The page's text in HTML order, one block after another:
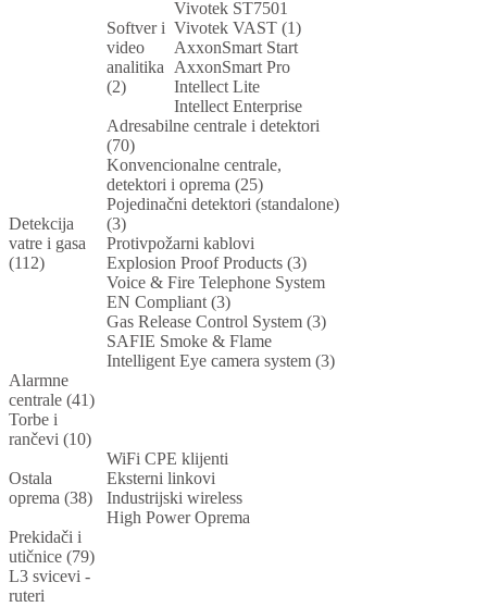
Softver i
video
analitika
(2)
Vivotek ST7501
Vivotek VAST (1)
AxxonSmart Start
AxxonSmart Pro
Intellect Lite
Intellect Enterprise
Detekcija
vatre i gasa
(112)
Adresabilne centrale i detektori
(70)
Konvencionalne centrale,
detektori i oprema (25)
Pojedinačni detektori (standalone)
(3)
Protivpožarni kablovi
Explosion Proof Products (3)
Voice & Fire Telephone System
EN Compliant (3)
Gas Release Control System (3)
SAFIE Smoke & Flame
Intelligent Eye camera system (3)
Alarmne
centrale (41)
Torbe i
rančevi (10)
Ostala
oprema (38)
WiFi CPE klijenti
Eksterni linkovi
Industrijski wireless
High Power Oprema
Prekidači i
utičnice (79)
L3 svicevi -
ruteri